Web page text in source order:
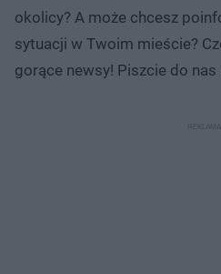
okolicy? A może chcesz
sytuacji w Twoim mieście?
gorące newsy! Piszcie do nas